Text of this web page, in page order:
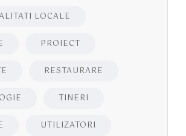
LOCALE
PROIECT
RESTAURARE
TINERI
UTILIZATORI